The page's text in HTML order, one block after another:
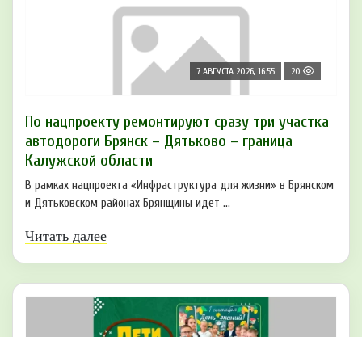
7 АВГУСТА 2026, 16:55 20
По нацпроекту ремонтируют сразу три участка
автодороги Брянск – Дятьково – граница
Калужской области
В рамках нацпроекта «Инфраструктура для жизни» в Брянском
и Дятьковском районах Брянщины идет ...
Читать далее